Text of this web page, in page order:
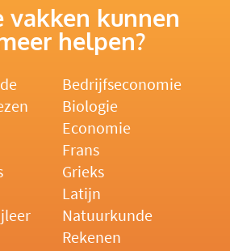
vakken kunnen
helpen?
Bedrijfseconomie
Biologie
Economie
Frans
Grieks
Latijn
Natuurkunde
Rekenen